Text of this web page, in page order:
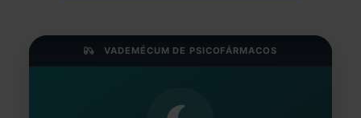
VADEMÉCUM DE PSICOFÁRMACOS